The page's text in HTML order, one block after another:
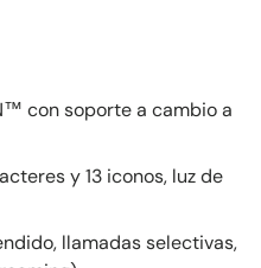
con soporte a cambio a
y 13 iconos, luz de
llamadas selectivas,